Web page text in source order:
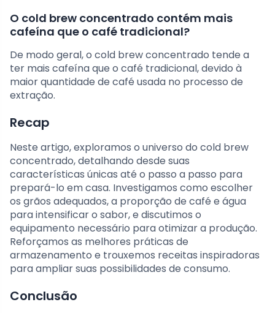
O cold brew concentrado contém mais
cafeína que o café tradicional?
De modo geral, o cold brew concentrado tende a
ter mais cafeína que o café tradicional, devido à
maior quantidade de café usada no processo de
extração.
Recap
Neste artigo, exploramos o universo do cold brew
concentrado, detalhando desde suas
características únicas até o passo a passo para
prepará-lo em casa. Investigamos como escolher
os grãos adequados, a proporção de café e água
para intensificar o sabor, e discutimos o
equipamento necessário para otimizar a produção.
Reforçamos as melhores práticas de
armazenamento e trouxemos receitas inspiradoras
para ampliar suas possibilidades de consumo.
Conclusão